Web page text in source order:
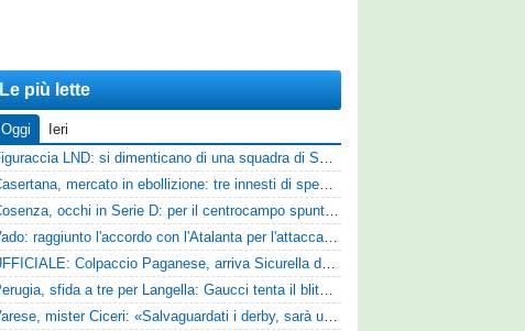
Le più lette
Oggi
Ieri
Figuraccia LND: si dimenticano di una squadra di Serie D, è da rifare il programma Coppa Italia
Casertana, mercato in ebollizione: tre innesti di spessore per lo scacchiere di Vinicio Espinal
Cosenza, occhi in Serie D: per il centrocampo spunta anche Gerardo Di Gilio
Vado: raggiunto l'accordo con l'Atalanta per l'attaccante Frederick Samuel Ndongue
UFFICIALE: Colpaccio Paganese, arriva Sicurella dalla Scafatese
Perugia, sfida a tre per Langella: Gaucci tenta il blitz per il centrocampista del Cosenza
Varese, mister Ciceri: «Salvaguardati i derby, sarà un campionato avvincente»